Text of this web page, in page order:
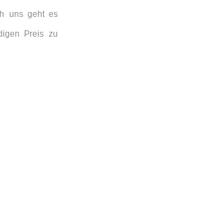
uns geht es
Preis zu